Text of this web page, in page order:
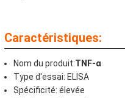
Caractéristiques:
Nom du produit:TNF-α
Type d'essai: ELISA
Spécificité: élevée